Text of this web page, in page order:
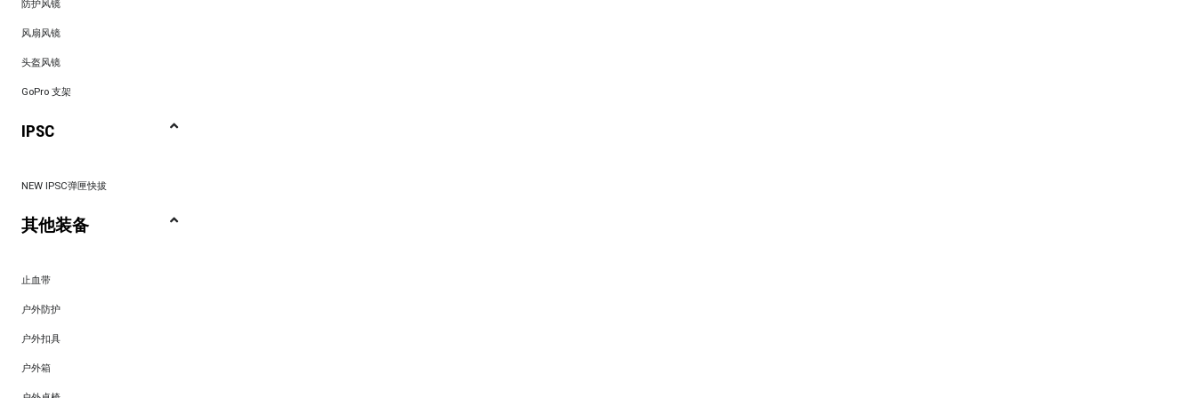
防护风镜
风扇风镜
头盔风镜
GoPro 支架
IPSC
NEW IPSC弹匣快拔
其他装备
止血带
户外防护
户外扣具
户外箱